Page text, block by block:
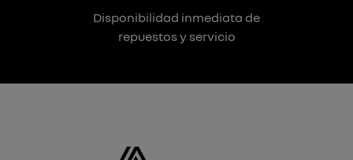
Disponibilidad inmediata de
repuestos y servicio